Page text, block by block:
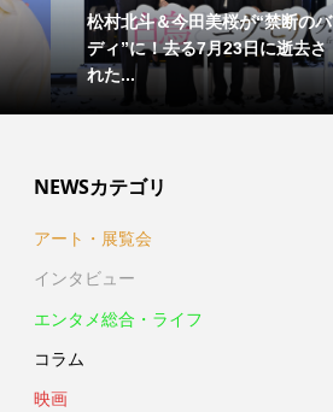
松村北斗＆今田美桜が“禁断のバ
ディ”に！去る7月23日に逝去さ
れた...
NEWSカテゴリ
アート・展覧会
インタビュー
エンタメ総合・ライフ
コラム
映画